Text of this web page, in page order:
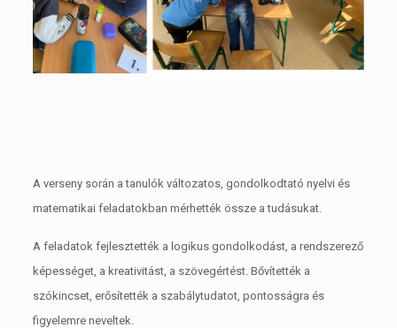
A verseny során a tanulók változatos, gondolkodtató nyelvi és
matematikai feladatokban mérhették össze a tudásukat.
A feladatok fejlesztették a logikus gondolkodást, a rendszerező
képességet, a kreativitást, a szövegértést. Bővítették a
szókincset, erősítették a szabálytudatot, pontosságra és
figyelemre neveltek.